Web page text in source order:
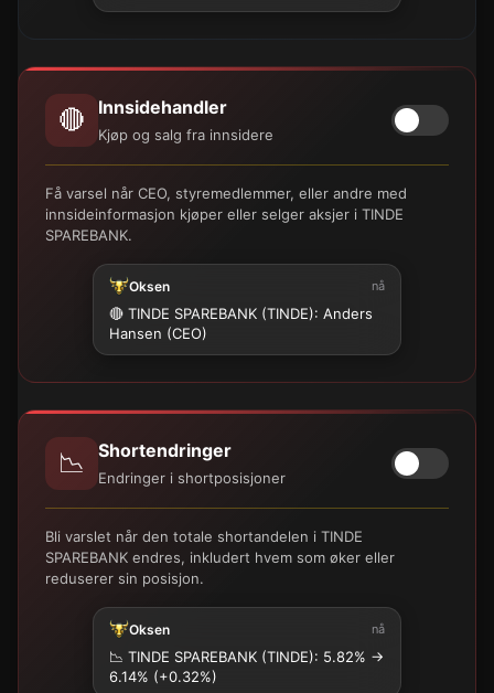
🔴 Innsidehandler
Kjøp og salg fra innsidere
Få varsel når CEO, styremedlemmer, eller andre med
innsideinformasjon kjøper eller selger aksjer i TINDE
SPAREBANK.
Oksen nå
🔴 TINDE SPAREBANK (TINDE): Anders
Hansen (CEO)
📉 Shortendringer
Endringer i shortposisjoner
Bli varslet når den totale shortandelen i TINDE
SPAREBANK endres, inkludert hvem som øker eller
reduserer sin posisjon.
Oksen nå
📉 TINDE SPAREBANK (TINDE): 5.82% →
6.14% (+0.32%)